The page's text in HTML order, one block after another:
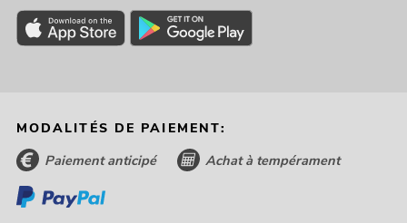
MODALITÉS DE PAIEMENT:
Paiement anticipé Achat à tempérament